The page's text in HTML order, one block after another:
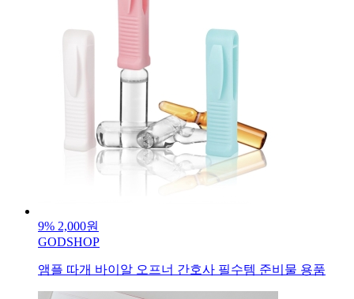
9% 2,000원
GODSHOP
앰플 따개 바이알 오프너 간호사 필수템 준비물 용품